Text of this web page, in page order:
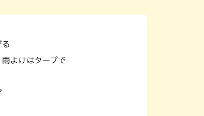
ング スイーツ
よけはタープで